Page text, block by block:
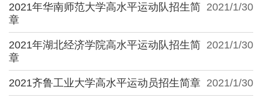
2021/1/30
2021年华南师范大学高水平运动队招生简
章
2021/1/30
2021年湖北经济学院高水平运动队招生简
章
2021/1/30
2021齐鲁工业大学高水平运动员招生简章